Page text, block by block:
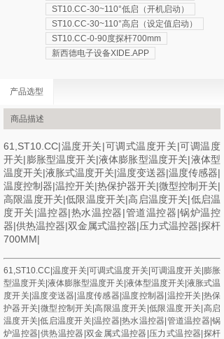
ST10.CC-30~110°低启（开机启动）
ST10.CC-30~110°高启（设定值启动）
ST10.CC-0-90度探杆700mm
新西德电子设备XIDE.APP
产品选型
商品描述
61,ST10.CC|温度开关|可调式温度开关|可调温度
开关|膨胀型温度开关|液体膨胀型温度开关|液体型
温度开关|液胀式温度开关|温度变送器|温度传感器|
温度控制器|温控开关|热保护器开关|微型控制开关|
高限温度开关|低限温度开关|高启温度开关|低启温
度开关|温控器|热水温控器|管道温控器|锅炉温控
器|供热温控器|双金属式温控器|压力式温控器|探杆
700MM|
61,ST10.CC|温度开关|可调式温度开关|可调温度开关|膨胀
型温度开关|液体膨胀型温度开关|液体型温度开关|液胀式温
度开关|温度变送器|温度传感器|温度控制器|温控开关|热保
护器开关|微型控制开关|高限温度开关|低限温度开关|高启
温度开关|低启温度开关|温控器|热水温控器|管道温控器|锅
炉温控器|供热温控器|双金属式温控器|压力式温控器|探杆